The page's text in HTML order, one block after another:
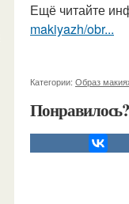
Ещё читайте
makiyazh/obr...
Категории: Образ